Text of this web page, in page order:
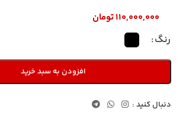
۱۱۰,۰۰۰,۰۰۰تومان
رنگ
افزودن به سبد خرید
دنبال کنید :